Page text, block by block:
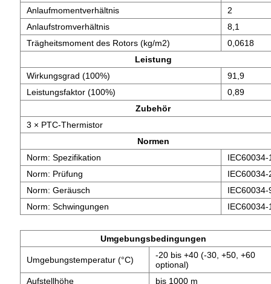
Anlaufmomentverhältnis
2
Anlaufstromverhältnis
8,1
Trägheitsmoment des Rotors (kg/m2)
0,0618
Leistung
Wirkungsgrad (100%)
91,9
Leistungsfaktor (100%)
0,89
Zubehör
3 × PTC-Thermistor
Normen
Norm: Spezifikation
IEC60034-
Norm: Prüfung
IEC60034-
Norm: Geräusch
IEC60034-
Norm: Schwingungen
IEC60034-
Umgebungsbedingungen
Umgebungstemperatur (°C)
-20 bis +40 (-30, +50, +60
optional)
Aufstellhöhe
bis 1000 m